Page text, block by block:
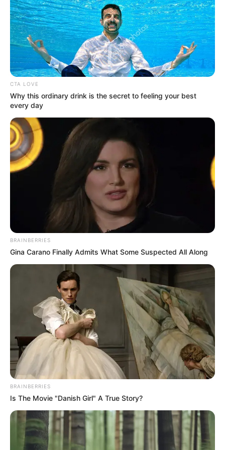
ofrecerán vacantes durante la jornada.
Le puede interesar:Bogotanos podrán subirse a nuevos
vagones de Regiotram antes que al Metro: aquí, dónde
hacerlo
Lea También:Así sería la tarjeta del RegioTram de
Occidente: diseño dejó bocas abiertas
Lea También:Rey confirma mes en el que rodará el
RegioTram: le mete presión al Metro
Vacantes abiertas para construir el
futuro del Regiotram
Plazoleta de la Paz de la Gobernación de Cundinamarca
(Calle 26 No. 51-53), desde las9:00 a. m. hasta las 4:00
p. m. . La convocatoria no requiere inscripción previa. Los
interesados solo deben llevar su
hoja de vida impresa
cédula de ciudadanía
CTA LOVE
Why this ordinary drink is the secret to feeling your best
every day
BRAINBERRIES
Gina Carano Finally Admits What Some Suspected All Along
BRAINBERRIES
Is The Movie "Danish Girl" A True Story?